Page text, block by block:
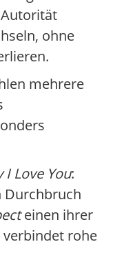
ohne
mehrere
I Love You:
Durchbruch
einen ihrer
rohe